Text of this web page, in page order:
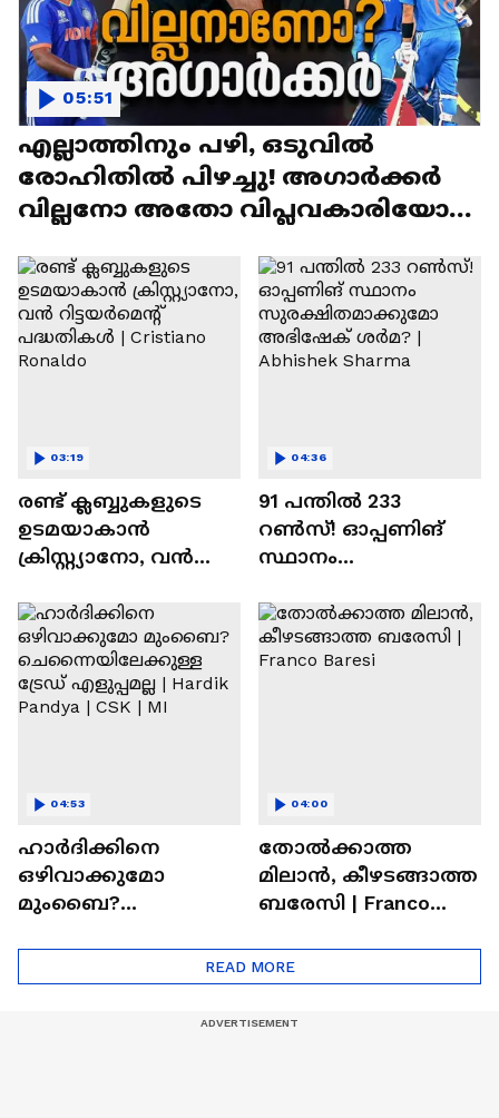
എല്ലാത്തിനും പഴി, ഒടുവില്‍
രോഹിതില്‍ പിഴച്ചു! അഗാര്‍ക്കർ
വില്ലനോ അതോ വിപ്ലവകാരിയോ? |
05:51
രണ്ട്‌ ക്ലബ്ബുകളുടെ
ഉടമയാകാന്‍
ക്രിസ്റ്റ്യാനോ, വന്‍
പദ്ധതികള്‍ | Cristiano
Ronaldo
03:19
91 പന്തില്‍ 233
റണ്‍സ്! ഓപ്പണിങ്
സ്ഥാനം
അഭിഷേക് ശർമ? |
Abhishek Sharma
04:36
ഹാർദിക്കിനെ
ഒഴിവാക്കുമോ
മുംബൈ?
Hardik Pandya | CSK |
04:53
തോല്‍ക്കാത്ത
മിലാന്‍, കീഴടങ്ങാത്ത
ബരേസി | Franco
04:00
READ MORE